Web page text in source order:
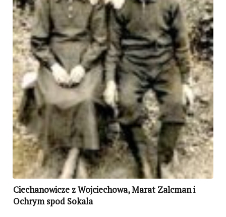
Ciechanowicze z Wojciechowa, Marat Zalcman i
Ochrym spod Sokala